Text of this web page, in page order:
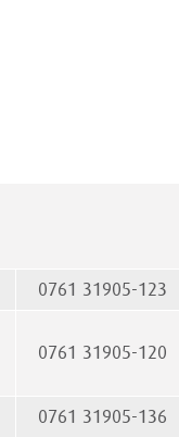
0761 31905-123
0761 31905-120
0761 31905-136